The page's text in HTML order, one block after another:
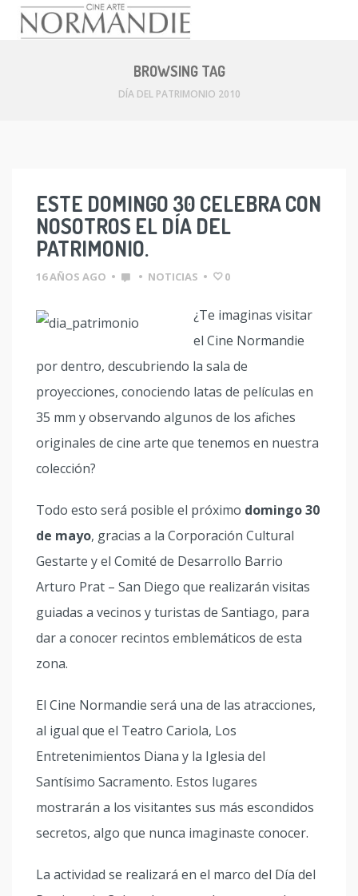
BROWSING TAG
DÍA DEL PATRIMONIO 2010
ESTE DOMINGO 30 CELEBRA CON
NOSOTROS EL DÍA DEL
PATRIMONIO.
16 AÑOS AGO • • NOTICIAS • 0
¿Te imaginas visitar
el Cine Normandie
por dentro, descubriendo la sala de
proyecciones, conociendo latas de películas en
35 mm y observando algunos de los afiches
originales de cine arte que tenemos en nuestra
colección?
Todo esto será posible el próximo domingo 30
de mayo, gracias a la Corporación Cultural
Gestarte y el Comité de Desarrollo Barrio
Arturo Prat – San Diego que realizarán visitas
guiadas a vecinos y turistas de Santiago, para
dar a conocer recintos emblemáticos de esta
zona.
El Cine Normandie será una de las atracciones,
al igual que el Teatro Cariola, Los
Entretenimientos Diana y la Iglesia del
Santísimo Sacramento. Estos lugares
mostrarán a los visitantes sus más escondidos
secretos, algo que nunca imaginaste conocer.
La actividad se realizará en el marco del Día del